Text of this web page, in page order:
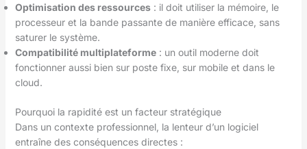
Optimisation des ressources: il doit utiliser la mémoire, le
processeur et la bande passante de manière efficace, sans
saturer le système.
Compatibilité multiplateforme: un outil moderne doit
fonctionner aussi bien sur poste fixe, sur mobile et dans le
cloud.
Pourquoi la rapidité est un facteur stratégique
Dans un contexte professionnel, la lenteur d’un logiciel
entraîne des conséquences directes :